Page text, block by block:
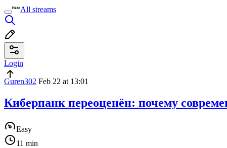
All streams
Login
Guren302 Feb 22 at 13:01
Киберпанк переоценён: почему
Easy
11 min